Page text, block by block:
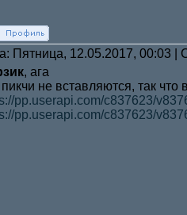
Пятница, 12.05.2017, 00:03
, ага
не вставляются, так
pp.userapi.com/c837623/
pp.userapi.com/c837623/